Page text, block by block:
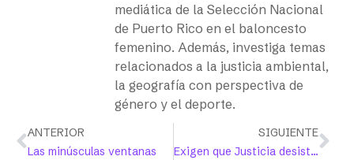
mediática de la Selección Nacional
de Puerto Rico en el baloncesto
femenino. Además, investiga temas
relacionados a la justicia ambiental,
la geografía con perspectiva de
género y el deporte.
ANTERIOR
Las minúsculas ventanas
SIGUIENTE
Exigen que Justicia desista del cargo en contra de madre dominicana